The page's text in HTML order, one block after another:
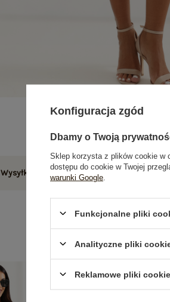
Wysyłka i dostawa Zwroty i reklamacje
Konfiguracja zgód
Dbamy o Twoją
Sklep korzysta z plików cookie w
dostępu do cookie w Twojej
warunki Google
Funkcjonalne pliki
Analityczne pliki
Reklamowe pliki cookie